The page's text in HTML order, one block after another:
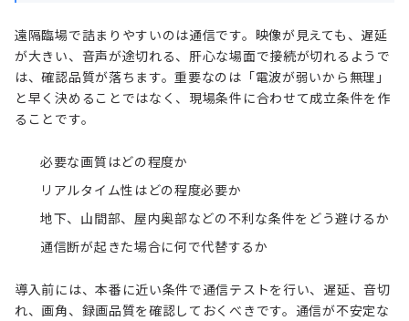
遠隔臨場で詰まりやすいのは通信です。映像が見えても、遅延
が大きい、音声が途切れる、肝心な場面で接続が切れるようで
は、確認品質が落ちます。重要なのは「電波が弱いから無理」
と早く決めることではなく、現場条件に合わせて成立条件を作
ることです。
必要な画質はどの程度か
リアルタイム性はどの程度必要か
地下、山間部、屋内奥部などの不利な条件をどう避けるか
通信断が起きた場合に何で代替するか
導入前には、本番に近い条件で通信テストを行い、遅延、音切
れ、画角、録画品質を確認しておくべきです。通信が不安定な